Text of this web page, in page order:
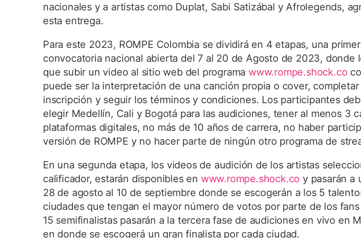
nacionales y a artistas como Duplat, Sabi Satizábal y Afrolegends,
esta entrega.
Para este 2023, ROMPE Colombia se dividirá en 4 etapas, una
convocatoria nacional abierta del 7 al 20 de Agosto de 2023, donde
que subir un video al sitio web del programa www.rompe.shock.co
puede ser la interpretación de una canción propia o cover,
inscripción y seguir los términos y condiciones. Los participantes
elegir Medellín, Cali y Bogotá para las audiciones, tener al menos 3
plataformas digitales, no más de 10 años de carrera, no haber
versión de ROMPE y no hacer parte de ningún otro programa de
En una segunda etapa, los videos de audición de los artistas
calificador, estarán disponibles en www.rompe.shock.co y pasarán a
28 de agosto al 10 de septiembre donde se escogerán a los 5
ciudades que tengan el mayor número de votos por parte de los
15 semifinalistas pasarán a la tercera fase de audiciones en vivo en
en donde se escogerá un gran finalista por cada ciudad.